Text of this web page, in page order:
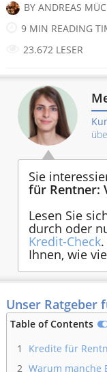
BY ANDREAS
9 MIN READING
23.672 LESER
Sie
für Rentner:
Lesen Sie
durch oder
Kredit-Check
Ihnen, wie
Unser Ratgeber
Table of Contents
1
Kredite für
2 Warum manche